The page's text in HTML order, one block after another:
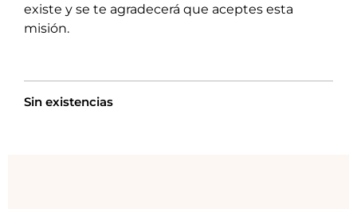
existe y se te agradecerá que aceptes esta
misión.
Sin existencias